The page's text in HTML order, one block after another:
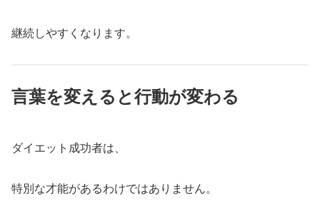
継続しやすくなります。
言葉を変えると行動が変わる
ダイエット成功者は、
特別な才能があるわけではありません。